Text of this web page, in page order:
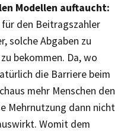
Modellen auftaucht:
den Beitragszahler
solche Abgaben zu
bekommen. Da, wo
die Barriere beim
mehr Menschen den
Mehrnutzung dann nicht
Womit dem